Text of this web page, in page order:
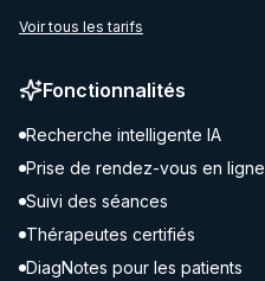
Voir tous les tarifs
Fonctionnalités
Recherche intelligente IA
Prise de rendez-vous en ligne
Suivi des séances
Thérapeutes certifiés
DiagNotes pour les patients